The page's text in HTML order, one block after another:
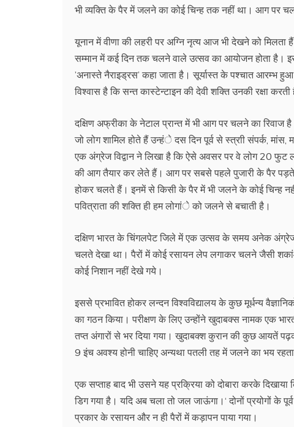
भी व्यक्ति के पैर में जलने का कोई चिन्ह तक नहीं था। आग पर
यूनान में वीणा की लहरी पर अग्नि नृत्य आज भी देखने को मिलता
सम्मान में कई दिन तक चलने वाले उत्सव का आयोजन होता है।
’अनास्ते नैराइड्रस’ कहा जाता है। सूर्यास्त के पश्चात
विश्वास है कि सन्त कास्टेन्टाइन की देवी शक्ति उनकी रक्षा करती
दक्षिण अफ्रीका के नेटाल प्रान्त में भी आग पर चलने का रिवाज
जो लोग शामिल होते हैं उन्हंे दस दिन पूर्व से स्त्राी संपर्क,
एक अंग्रेज विद्वान ने लिखा है कि ऐसे अवसर पर वे लोग 20
की आग तैयार कर लेते हैं। आग पर सबसे पहले पुजारी के पैर
होकर चलते हैं। इनमें से किसी के पैर में भी जलने के कोई चिन्ह
पवित्राता की शक्ति ही हम लोगांे को जलने से बचाती है।
दक्षिण भारत के चिंगलपेट जिले में एक उत्सव के समय अनेक अंग्रेजों
चलते देखा था। पैरों में कोई रसायन लेप लगाकर चलने जैसी
कोई निशान नहीं देखे गये।
इससे प्रभावित होकर लन्दन विश्वविद्यालय के कुछ मूर्धन्य
का गठन किया। परीक्षण के लिए उन्होंने खुदाबक्स नामक एक
तप्त अंगारों से भर दिया गया। खुदाबक्श कुरान की कुछ आयतें
9 इंच अवश्य होनी चाहिए अन्यथा पतली तह में जलने का भय
एक सप्ताह बाद भी उसने यह प्रक्रिया को दोबारा करके
डिग गया है। यदि अब चला तो जल जाऊंगा।‘ दोनों प्रयोगों के
प्रकार के रसायन और न ही पैरों में कड़ापन पाया गया।